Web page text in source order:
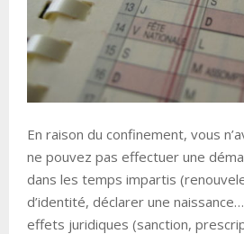
En raison du confinement, vous
ne pouvez pas effectuer une
dans les temps impartis
d’identité, déclarer une
effets juridiques (sanction,